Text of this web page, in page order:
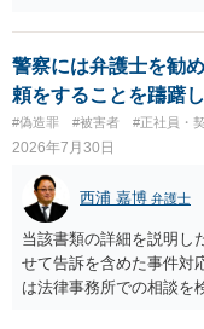
の弁護士にご相談くださ
警察には弁護士を勧
頼をすることを躊躇し
#偽造罪 #被害者 #正社員・
2026年7月30日
西浦 嘉博 弁護士
当該書類の詳細を説明し
せて告訴を含めた事件対
は法律事務所での相談を